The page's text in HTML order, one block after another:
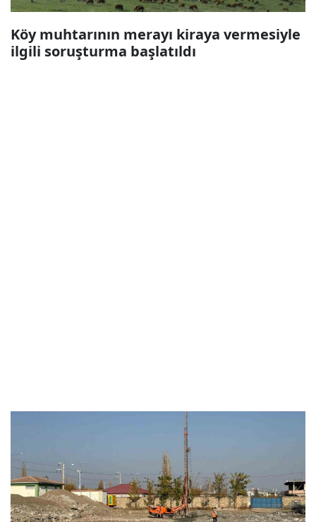
Köy muhtarının merayı kiraya vermesiyle
ilgili soruşturma başlatıldı